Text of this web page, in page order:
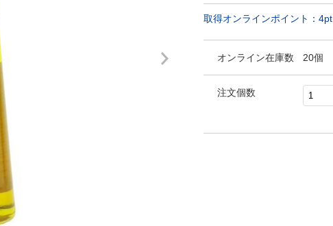
取得オンラインポイント： 4pt
オンライン在庫数 20個
注文個数